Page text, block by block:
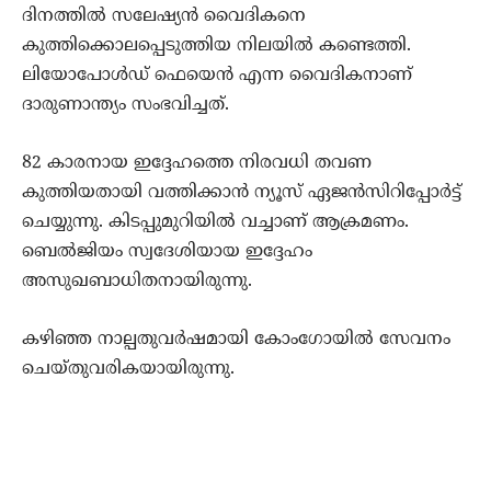
ദിനത്തില്‍ സലേഷ്യന്‍ വൈദികനെ
കുത്തിക്കൊലപ്പെടുത്തിയ നിലയില്‍ കണ്ടെത്തി.
ലിയോപോള്‍ഡ് ഫെയെന്‍ എന്ന വൈദികനാണ്
ദാരുണാന്ത്യം സംഭവിച്ചത്.
82 കാരനായ ഇദ്ദേഹത്തെ നിരവധി തവണ
കുത്തിയതായി വത്തിക്കാന്‍ ന്യൂസ് ഏജന്‍സിറിപ്പോര്‍ട്ട്
ചെയ്യുന്നു. കിടപ്പുമുറിയില്‍ വച്ചാണ് ആക്രമണം.
ബെല്‍ജിയം സ്വദേശിയായ ഇദ്ദേഹം
അസുഖബാധിതനായിരുന്നു.
കഴിഞ്ഞ നാല്പതുവര്‍ഷമായി കോംഗോയില്‍ സേവനം
ചെയ്തുവരികയായിരുന്നു.